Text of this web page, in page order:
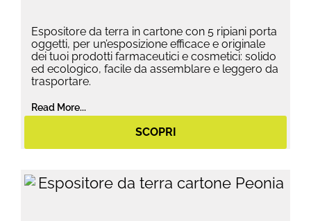
Espositore da terra in cartone con 5 ripiani porta
oggetti, per un’esposizione efficace e originale
dei tuoi prodotti farmaceutici e cosmetici: solido
ed ecologico, facile da assemblare e leggero da
trasportare.
Read More...
SCOPRI